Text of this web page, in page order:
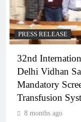
PRESS RELEASE
32nd
Delhi Vidhan
Mandatory
Transfusion
8 months ago